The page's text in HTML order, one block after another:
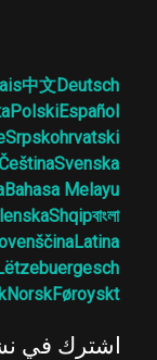
Deutsch
中文
Español
Polski
Srpskohrvatski
Svenska
Čeština
Bahasa Melayu
বাংলা
Shqip
Latina
Føroyskt
Norsk
اشترك في